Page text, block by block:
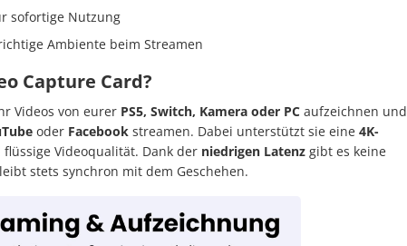
sofortige Nutzung
Ambiente beim Streamen
Capture Card?
Videos von eurer PS5, Switch, Kamera oder PC aufzeichnen und
oder Facebook streamen. Dabei unterstützt sie eine 4K-
Videoqualität. Dank der niedrigen Latenz gibt es keine
stets synchron mit dem Geschehen.